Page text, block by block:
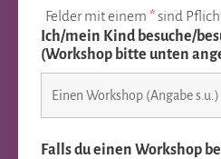
Felder mit einem *sind
Ich/mein Kind besuche/
(Workshop bitte unten
Falls du einen Workshop